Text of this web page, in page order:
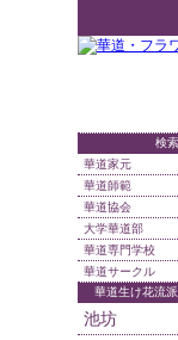
検
華道家元
華道師範
華道協会
大学華道部
華道専門学校
華道サークル
華道生け花流
池坊